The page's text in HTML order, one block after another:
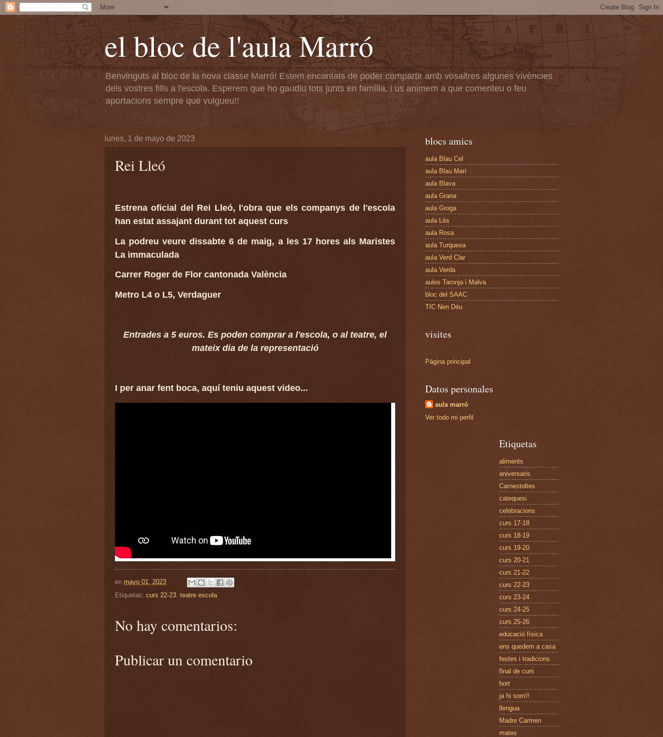
el bloc de l'aula Marró
Benvinguts al bloc de la nova classe Marró! Estem encantats de poder compartir amb vosaltres algunes vivències
dels vostres fills a l'escola. Esperem que ho gaudiu tots junts en família, i us animem a que comenteu o feu
aportacions sempre que vulgueu!!
lunes, 1 de mayo de 2023
Rei Lleó
Estrena oficial del Rei Lleó, l'obra que els companys de l'escola
han estat assajant durant tot aquest curs
La podreu veure dissabte 6 de maig, a les 17 hores als Maristes
La immaculada
Carrer Roger de Flor cantonada València
Metro L4 o L5, Verdaguer
Entrades a 5 euros. Es poden comprar a l'escola, o al teatre, el
mateix dia de la representació
I per anar fent boca, aquí teniu aquest video...
en mayo 01, 2023
Etiquetas: curs 22-23, teatre escola
No hay comentarios:
Publicar un comentario
blocs amics
aula Blau Cel
aula Blau Marí
aula Blava
aula Grana
aula Groga
aula Lila
aula Rosa
aula Turquesa
aula Verd Clar
aula Verda
aules Taronja i Malva
bloc del SAAC
TIC Nen Déu
visites
Página principal
Datos personales
aula marró
Ver todo mi perfil
Etiquetas
aliments
aniversaris
Carnestoltes
catequesi
celebracions
curs 17-18
curs 18-19
curs 19-20
curs 20-21
curs 21-22
curs 22-23
curs 23-24
curs 24-25
curs 25-26
educació física
ens quedem a casa
festes i tradicions
final de curs
hort
ja hi som!!
llengua
Madre Carmen
mates